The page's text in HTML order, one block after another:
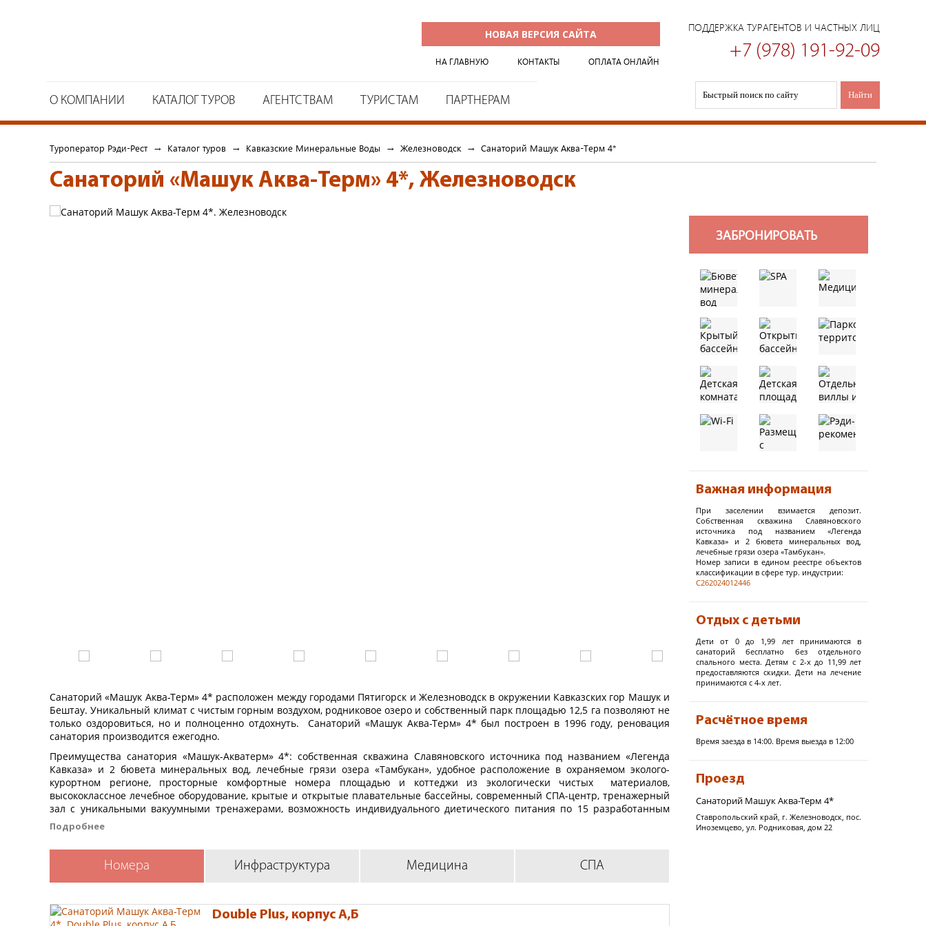
НОВАЯ ВЕРСИЯ САЙТА
О КОМПАНИИ КАТАЛОГ ТУРОВ АГЕНТСТВАМ ТУРИСТАМ ПАРТНЕРАМ
НА ГЛАВНУЮ КОНТАКТЫ ОПЛАТА ОНЛАЙН
ПОДДЕРЖКА ТУРАГЕНТОВ И ЧАСТНЫХ ЛИЦ
+7 (978) 191-92-09
Туроператор Рэди-Рест → Каталог туров → Кавказские Минеральные Воды → Железноводск → Cанаторий Машук Аква-Терм 4*
Санаторий «Машук Аква-Терм» 4*, Железноводск
Санаторий «Машук Аква-Терм» 4* расположен между городами Пятигорск и Железноводск в окружении Кавказских гор Машук и
Бештау. Уникальный климат с чистым горным воздухом, родниковое озеро и собственный парк площадью 12,5 га позволяют не
только оздоровиться, но и полноценно отдохнуть. Санаторий «Машук Аква-Терм» 4* был построен в 1996 году, реновация
санатория производится ежегодно.
Преимущества санатория «Машук-Акватерм» 4*: собственная скважина Славяновского источника под названием «Легенда
Кавказа» и 2 бювета минеральных вод, лечебные грязи озера «Тамбукан», удобное расположение в охраняемом эколого-
курортном регионе, просторные комфортные номера площадью и коттеджи из экологически чистых материалов,
высококлассное лечебное оборудование, крытые и открытые плавательные бассейны, современный СПА-центр, тренажерный
зал с уникальными вакуумными тренажерами, возможность индивидуального диетического питания по 15 разработанным
диетам, ресторан «Lermontoff», отдельный зал для гостей по программе «Detox», разнообразные программы оздоровления и
использование восточных целительных практик. Основная специализация санатория «Машук Аква-Терм» 4* - диагностика и
лечение заболеваний в области органов пищеварения, обмена веществ, гинекологии и мочеполовой системы, органов
дыхания и костно-мышечного аппарата.
Санаторий «Машук Аква-Терм» 4* расположен в 20 км от аэропорта г. Минеральные воды, в 11 км от ж/д вокзала г.
Санаторий «Машук Аква-Терм» 4* располагает тремя 5-ти этажными корпусами с лифтами (А,В и С) и
Подробнее
Номера Инфраструктура Медицина СПА
Double Plus, корпус А,Б
ЗАБРОНИРОВАТЬ
Важная информация
При заселении взимается депозит.
Собственная скважина Славяновского
источника под названием «Легенда
Кавказа» и 2 бювета минеральных вод,
лечебные грязи озера «Тамбукан».
Номер записи в едином реестре объектов
классификации в сфере тур. индустрии:
С262024012446
Отдых с детьми
Дети от 0 до 1,99 лет принимаются в
санаторий бесплатно без отдельного
спального места. Детям с 2-х до 11,99 лет
предоставляются скидки. Дети на лечение
принимаются с 4-х лет.
Расчётное время
Время заезда в 14:00. Время выезда в 12:00
Проезд
Cанаторий Машук Аква-Терм 4*
Ставропольский край, г. Железноводск, пос.
Иноземцево, ул. Родниковая, дом 22